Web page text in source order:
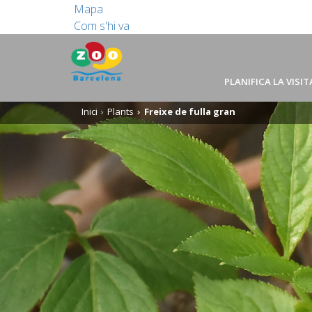
Mapa
Com s'hi va
PLANIFICA LA
Inici Plants Freixe de fulla gran